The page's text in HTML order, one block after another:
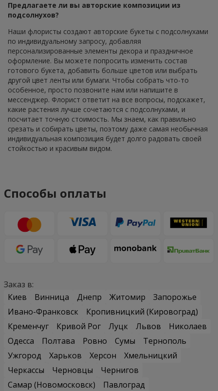
Предлагаете ли вы авторские композиции из
подсолнухов?
Наши флористы создают авторские букеты с подсолнухами
по индивидуальному запросу, добавляя
персонализированные элементы декора и праздничное
оформление. Вы можете попросить изменить состав
готового букета, добавить больше цветов или выбрать
другой цвет ленты или бумаги. Чтобы собрать что-то
особенное, просто позвоните нам или напишите в
мессенджер. Флорист ответит на все вопросы, подскажет,
какие растения лучше сочетаются с подсолнухами, и
посчитает точную стоимость. Мы знаем, как правильно
срезать и собирать цветы, поэтому даже самая необычная
индивидуальная композиция будет долго радовать своей
стойкостью и красивым видом.
Способы оплаты
Заказ в:
Киев
Винница Днепр Житомир
Запорожье
Ивано-Франковск
Кропивницкий (Кировоград)
Кременчуг
Кривой Рог Луцк Львов
Николаев
Одесса
Полтава Ровно Сумы
Тернополь
Ужгород
Харьков Херсон
Хмельницкий
Черкассы
Черновцы
Чернигов
Самар (Новомосковск)
Павлоград